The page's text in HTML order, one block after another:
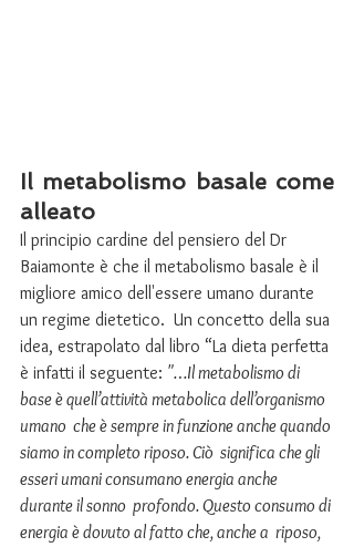
Il metabolismo basale come
alleato
Il principio cardine del pensiero del Dr
Baiamonte è che il metabolismo basale è il
migliore amico dell'essere umano durante
un regime dietetico.  Un concetto della sua
idea, estrapolato dal libro “La dieta perfetta
è infatti il seguente: "…Il metabolismo di
base è quell’attività metabolica dell’organismo
umano  che è sempre in funzione anche quando
siamo in completo riposo. Ciò  significa che gli
esseri umani consumano energia anche
durante il sonno  profondo. Questo consumo di
energia è dovuto al fatto che, anche a  riposo,